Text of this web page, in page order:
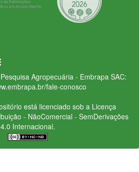
Agropecuária - Embrapa SAC:
fale-conosco
está licenciado sob a Licença
- NãoComercial - SemDerivações
4.0 Internacional.